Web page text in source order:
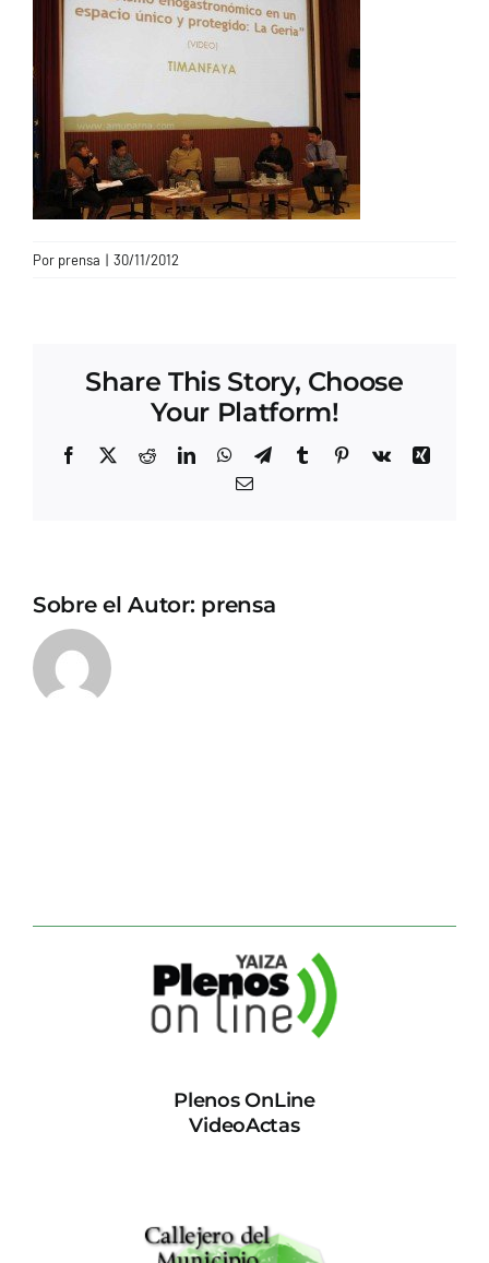
CONTACTO
Por prensa | 30/11/2012
Share This Story, Choose
Your Platform!
Facebook
X RedditLinkedInWhatsApp
TelegramTumblrPinterest
Vk
Xing
Correo
Sobre el Autor: prensa
Plenos OnLine
VideoActas